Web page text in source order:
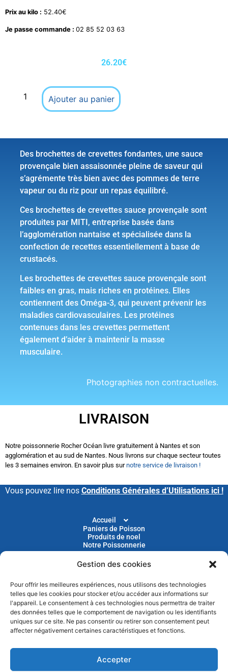
Gestion des cookies
Pour offrir les meilleures expériences, nous utilisons des technologies
telles que les cookies pour stocker et/ou accéder aux informations sur
l'appareil. Le consentement à ces technologies nous permettra de traiter
des données telles que le comportement de navigation ou les identifiants
uniques sur ce site. Ne pas consentir ou retirer son consentement peut
affecter négativement certaines caractéristiques et fonctions.
Accepter
Prix au kilo : 52.40€
Je passe commande : 02 85 52 03 63
26.20€
Ajouter au panier
Des brochettes de crevettes fondantes, une sauce
provençale bien assaisonnée pleine de saveur qui
s’agrémente très bien avec des pommes de terre
vapeur ou du riz pour un repas équilibré.
Ces brochettes de crevettes sauce provençale sont
produites par MITI, entreprise basée dans
l’agglomération nantaise et spécialisée dans la
confection de recettes essentiellement à base de
crustacés.
Les brochettes de crevettes sauce provençale sont
faibles en gras, mais riches en protéines. Elles
contiennent des Oméga-3, qui peuvent prévenir les
maladies cardiovasculaires. Les protéines
contenues dans les crevettes permettent
également d’aider à maintenir la masse
musculaire.
Photographies non contractuelles.
LIVRAISON
Notre poissonnerie Rocher Océan livre gratuitement à Nantes et son
agglomération et au sud de Nantes. Nous livrons sur chaque secteur toutes
les 3 semaines environ. En savoir plus surnotre service de livraison !
Vous pouvez lire nos Conditions Générales d’Utilisations ici !
Accueil
Paniers de Poisson
Produits de noel
Notre Poissonnerie
Livraison
Blog
Devenir Client
Parrainage
Abonnez-vous à notre newsletter pour recevoir nos
actus et nos promotions chaque mois